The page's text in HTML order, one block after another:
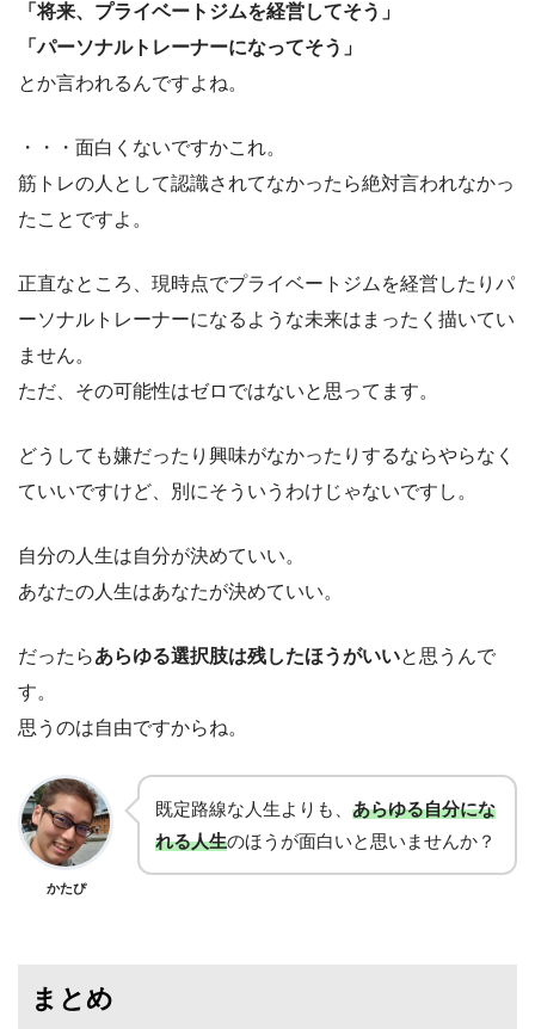
「将来、プライベートジムを経営してそう」
「パーソナルトレーナーになってそう」
とか言われるんですよね。
・・・面白くないですかこれ。
筋トレの人として認識されてなかったら絶対言われなかっ
たことですよ。
正直なところ、現時点でプライベートジムを経営したりパ
ーソナルトレーナーになるような未来はまったく描いてい
ません。
ただ、その可能性はゼロではないと思ってます。
どうしても嫌だったり興味がなかったりするならやらなく
ていいですけど、別にそういうわけじゃないですし。
自分の人生は自分が決めていい。
あなたの人生はあなたが決めていい。
だったらあらゆる選択肢は残したほうがいいと思うんで
す。
思うのは自由ですからね。
かたぴ
既定路線な人生よりも、 あらゆる自分にな
れる人生のほうが面白いと思いませんか？
まとめ